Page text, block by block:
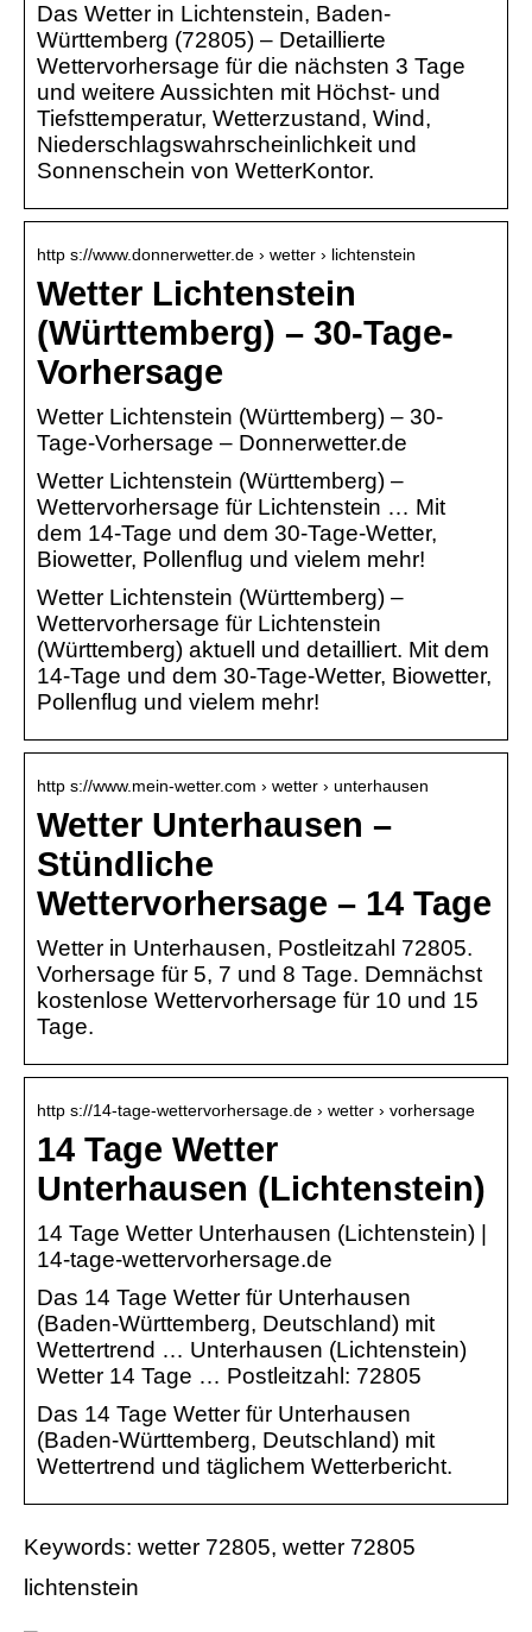
Das Wetter in Lichtenstein, Baden-
Württemberg (72805) – Detaillierte
Wettervorhersage für die nächsten 3 Tage
und weitere Aussichten mit Höchst- und
Tiefsttemperatur, Wetterzustand, Wind,
Niederschlagswahrscheinlichkeit und
Sonnenschein von WetterKontor.
http s://www.donnerwetter.de › wetter › lichtenstein
Wetter Lichtenstein
(Württemberg) – 30-Tage-
Vorhersage
Wetter Lichtenstein (Württemberg) – 30-
Tage-Vorhersage – Donnerwetter.de
Wetter Lichtenstein (Württemberg) –
Wettervorhersage für Lichtenstein … Mit
dem 14-Tage und dem 30-Tage-Wetter,
Biowetter, Pollenflug und vielem mehr!
Wetter Lichtenstein (Württemberg) –
Wettervorhersage für Lichtenstein
(Württemberg) aktuell und detailliert. Mit dem
14-Tage und dem 30-Tage-Wetter, Biowetter,
Pollenflug und vielem mehr!
http s://www.mein-wetter.com › wetter › unterhausen
Wetter Unterhausen –
Stündliche
Wettervorhersage – 14 Tage
Wetter in Unterhausen, Postleitzahl 72805.
Vorhersage für 5, 7 und 8 Tage. Demnächst
kostenlose Wettervorhersage für 10 und 15
Tage.
http s://14-tage-wettervorhersage.de › wetter › vorhersage
14 Tage Wetter
Unterhausen (Lichtenstein)
14 Tage Wetter Unterhausen (Lichtenstein) |
14-tage-wettervorhersage.de
Das 14 Tage Wetter für Unterhausen
(Baden-Württemberg, Deutschland) mit
Wettertrend … Unterhausen (Lichtenstein)
Wetter 14 Tage … Postleitzahl: 72805
Das 14 Tage Wetter für Unterhausen
(Baden-Württemberg, Deutschland) mit
Wettertrend und täglichem Wetterbericht.
Keywords: wetter 72805, wetter 72805
lichtenstein